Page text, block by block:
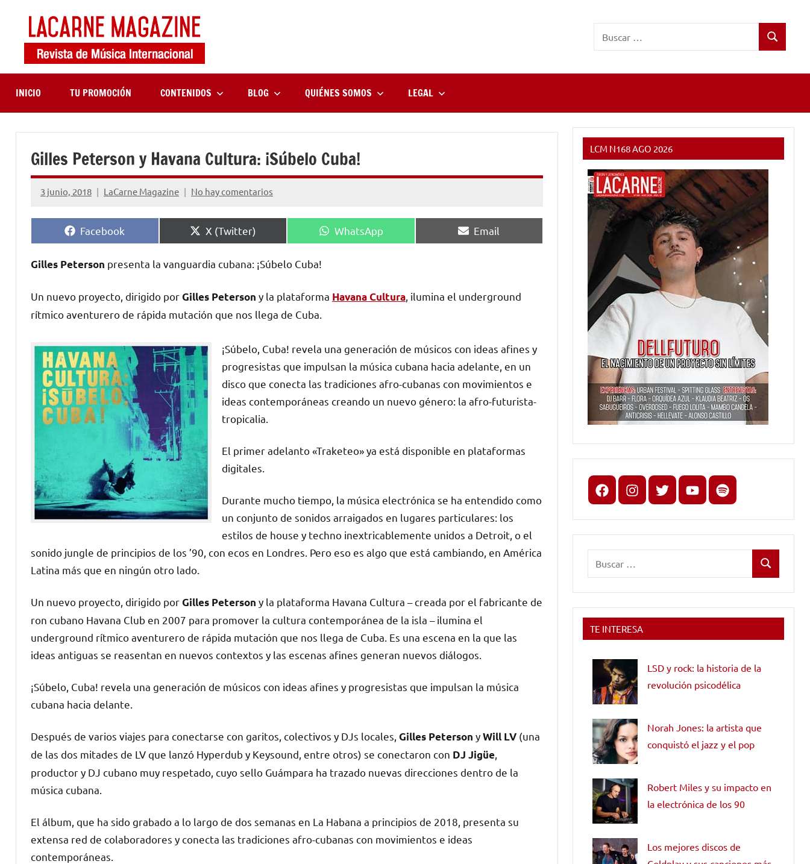
contenido
Magazine
música
internacional
Buscar
INICIO TU PROMOCIÓN CONTENIDOS BLOG QUIÉNES SOMOS LEGAL
Gilles Peterson y Havana Cultura: ¡Súbelo Cuba!
3 junio, 2018 LaCarne Magazine No hay comentarios
Compartir
en
Facebook
Compartir
en
X (Twitter)
Compartir
en
WhatsApp
Compartir
en
Email
Gilles Peterson presenta la vanguardia cubana: ¡Súbelo Cuba!
Un nuevo proyecto, dirigido porGilles Peterson y la plataforma Havana Cultura , ilumina el underground
rítmico aventurero de rápida mutación que nos llega de Cuba.
¡Súbelo, Cuba! revela una generación de músicos con ideas afines y
progresistas que impulsan la música cubana hacia adelante, en un
disco que conecta las tradiciones afro-cubanas con movimientos e
ideas contemporáneas creando un nuevo género: la afro-futurista-
tropicalia.
El primer adelanto «Traketeo» ya está disponible en plataformas
digitales.
Durante mucho tiempo, la música electrónica se ha entendido como
un conjunto de sonidos arraigados en lugares particulares: los
estilos de house y techno inextricablemente unidos a Detroit, o el
sonido jungle de principios de los ’90, con ecos en Londres. Pero eso es algo que está cambiando, en América
Latina más que en ningún otro lado.
Un nuevo proyecto, dirigido porGilles Peterson y la plataforma Havana Cultura – creada por el fabricante de
ron cubano Havana Club en 2007 para promover la cultura contemporánea de la isla – ilumina el
underground rítmico aventurero de rápida mutación que nos llega de Cuba. Es una escena en la que las
ideas antiguas se reasentan en nuevos contextos y las escenas afines generan nuevos diálogos.
¡Súbelo, Cuba! revela una generación de músicos con ideas afines y progresistas que impulsan la música
cubana hacia delante.
Después de varios viajes para conectarse con garitos, colectivos y DJs locales, Gilles Peterson yWill LV (una
de las dos mitades de LV que lanzó Hyperdub y Keysound, entre otros) se conectaron con DJ Jigüe
productor y DJ cubano muy respetado, cuyo sello Guámpara ha trazado nuevas direcciones dentro de la
música cubana.
El álbum, que ha sido grabado a lo largo de dos semanas en La Habana a principios de 2018, presenta su
extensa red de colaboradores y conecta las tradiciones afro-cubanas con movimientos e ideas
contemporáneas.
LCM N168 AGO 2026
FacebookInstagram
X youtubespotify
Buscar
TE INTERESA
LSD y rock: la historia de la
revolución psicodélica
Norah Jones: la artista que
conquistó el jazz y el pop
Robert Miles y su impacto en
la electrónica de los 90
Los mejores discos de